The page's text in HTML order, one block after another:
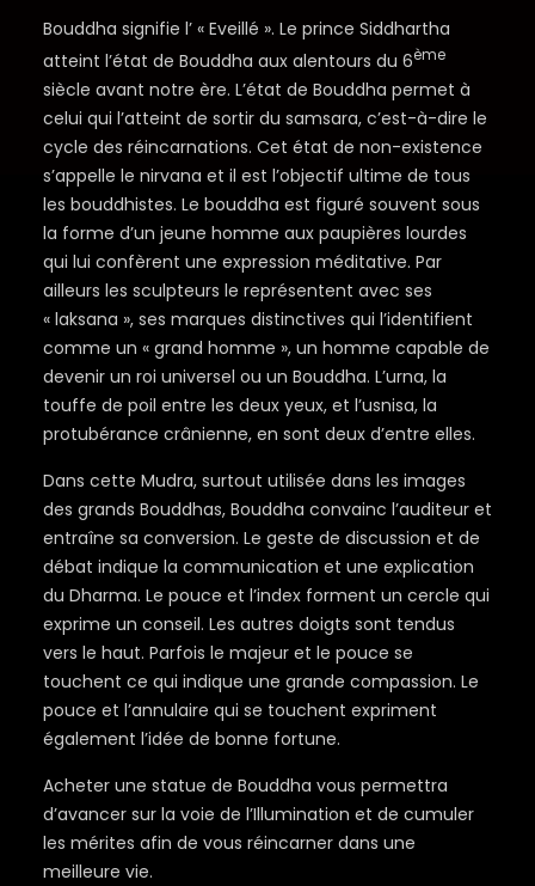
Bouddha signifie l’ « Eveillé ». Le prince Siddhartha
atteint l’état de Bouddha aux alentours du 6ème
siècle avant notre ère. L’état de Bouddha permet à
celui qui l’atteint de sortir du samsara, c’est-à-dire le
cycle des réincarnations. Cet état de non-existence
s’appelle le nirvana et il est l’objectif ultime de tous
les bouddhistes. Le bouddha est figuré souvent sous
la forme d’un jeune homme aux paupières lourdes
qui lui confèrent une expression méditative. Par
ailleurs les sculpteurs le représentent avec ses
« laksana », ses marques distinctives qui l’identifient
comme un « grand homme », un homme capable de
devenir un roi universel ou un Bouddha. L’urna, la
touffe de poil entre les deux yeux, et l’usnisa, la
protubérance crânienne, en sont deux d’entre elles.
Dans cette Mudra, surtout utilisée dans les images
des grands Bouddhas, Bouddha convainc l’auditeur et
entraîne sa conversion. Le geste de discussion et de
débat indique la communication et une explication
du Dharma. Le pouce et l’index forment un cercle qui
exprime un conseil. Les autres doigts sont tendus
vers le haut. Parfois le majeur et le pouce se
touchent ce qui indique une grande compassion. Le
pouce et l’annulaire qui se touchent expriment
également l’idée de bonne fortune.
Acheter une statue de Bouddha vous permettra
d’avancer sur la voie de l’Illumination et de cumuler
les mérites afin de vous réincarner dans une
meilleure vie.